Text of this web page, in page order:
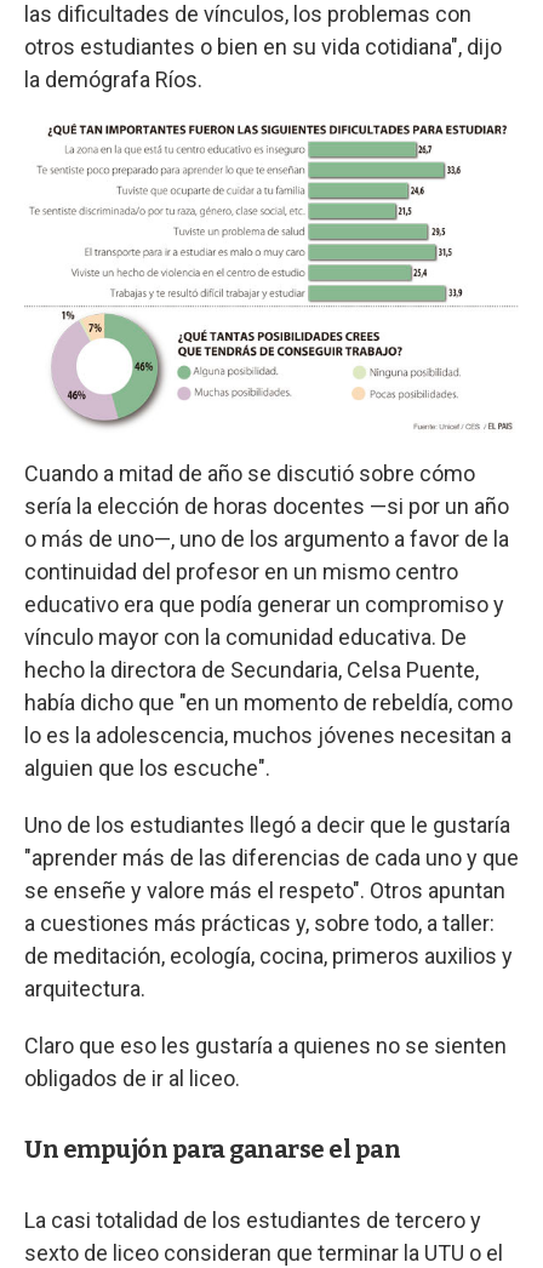
las dificultades de vínculos, los problemas con
otros estudiantes o bien en su vida cotidiana", dijo
la demógrafa Ríos.
Cuando a mitad de año se discutió sobre cómo
sería la elección de horas docentes —si por un año
o más de uno—, uno de los argumento a favor de la
continuidad del profesor en un mismo centro
educativo era que podía generar un compromiso y
vínculo mayor con la comunidad educativa. De
hecho la directora de Secundaria, Celsa Puente,
había dicho que "en un momento de rebeldía, como
lo es la adolescencia, muchos jóvenes necesitan a
alguien que los escuche".
Uno de los estudiantes llegó a decir que le gustaría
"aprender más de las diferencias de cada uno y que
se enseñe y valore más el respeto". Otros apuntan
a cuestiones más prácticas y, sobre todo, a taller:
de meditación, ecología, cocina, primeros auxilios y
arquitectura.
Claro que eso les gustaría a quienes no se sienten
obligados de ir al liceo.
Un empujón para ganarse el pan
La casi totalidad de los estudiantes de tercero y
sexto de liceo consideran que terminar la UTU o el